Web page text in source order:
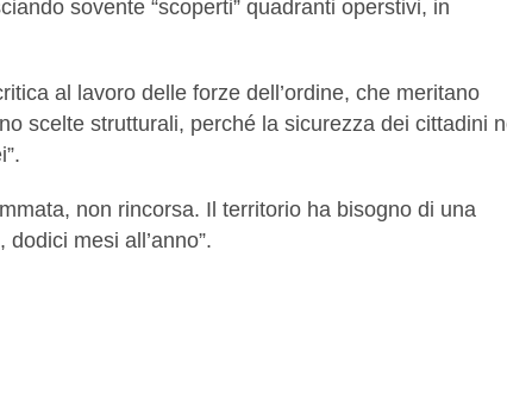
sovente “scoperti” quadranti operstivi, in
al lavoro delle forze dell’ordine, che meritano
scelte strutturali, perché la sicurezza dei cittadini
non rincorsa. Il territorio ha bisogno di una
mesi all’anno”.